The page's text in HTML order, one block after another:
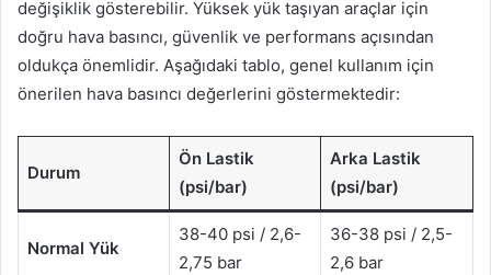
değişiklik gösterebilir. Yüksek yük taşıyan araçlar için
doğru hava basıncı, güvenlik ve performans açısından
oldukça önemlidir. Aşağıdaki tablo, genel kullanım için
önerilen hava basıncı değerlerini göstermektedir:
Durum
Ön Lastik
(psi/bar)
Arka Lastik
(psi/bar)
Normal Yük
38-40 psi / 2,6-
2,75 bar
36-38 psi / 2,5-
2,6 bar